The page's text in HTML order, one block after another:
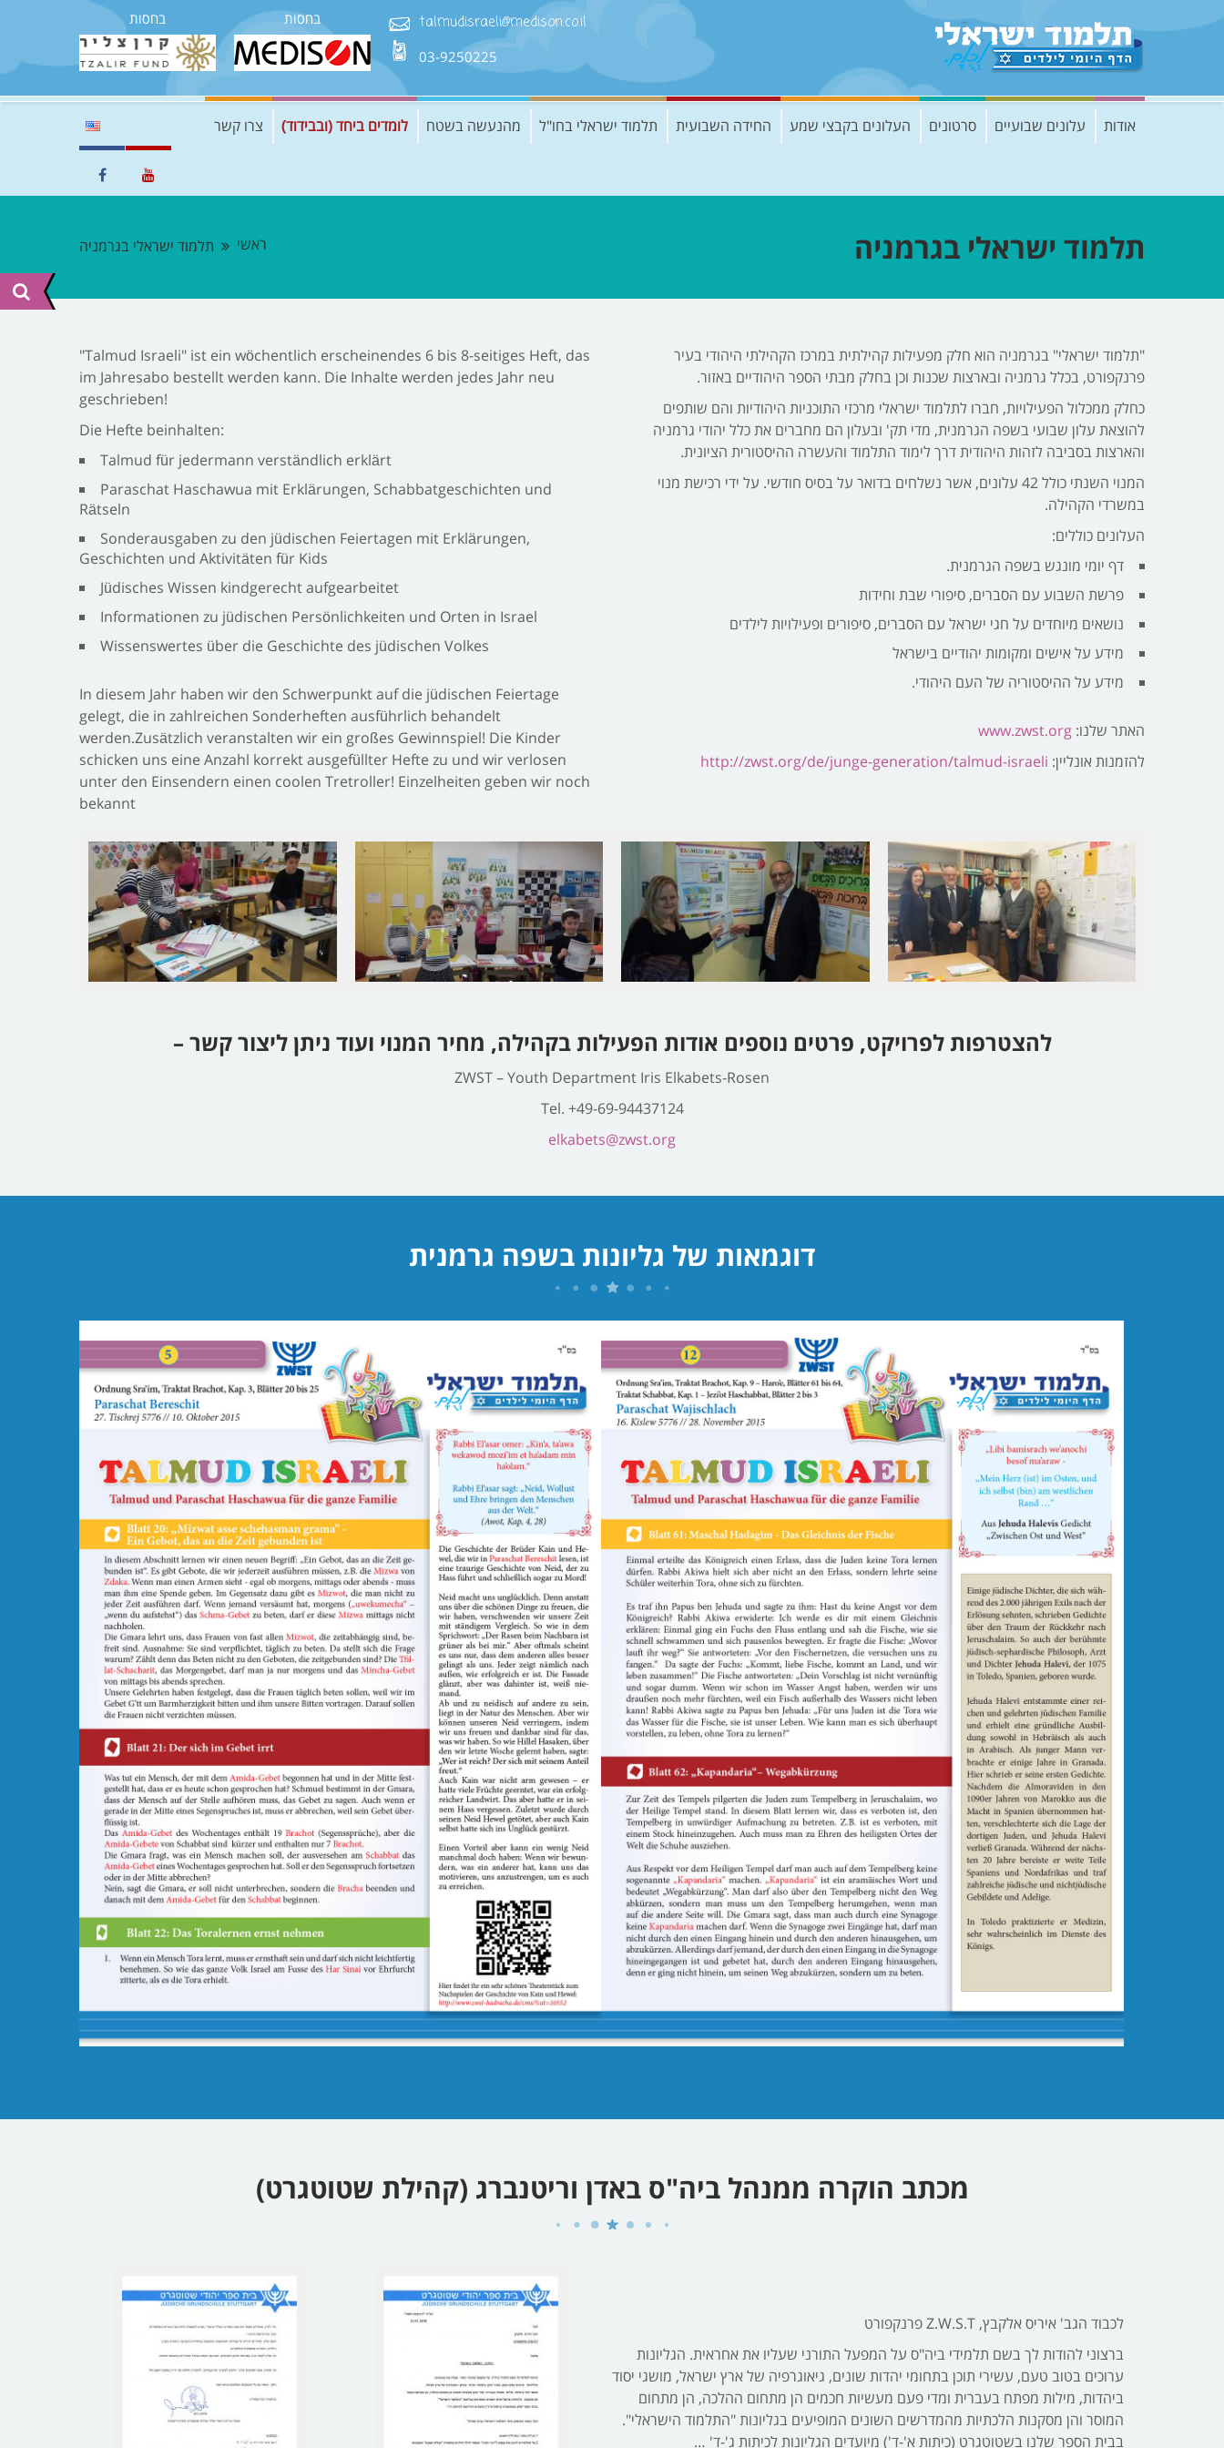
בחסות בחסות talmudisraeli@medison.co.il
03-9250225
אודות עלונים שבועיים סרטונים העלונים בקבצי שמע החידה השבועית תלמוד ישראלי בחו"ל מהנעשה בשטח לומדים ביחד (ובבידוד) צרו קשר
תלמוד ישראלי בגרמניה ראשי תלמוד ישראלי בגרמניה
"תלמוד ישראלי" בגרמניה הוא חלק מפעילות קהילתית במרכז הקהילתי היהודי בעיר
פרנקפורט, בכלל גרמניה ובארצות שכנות וכן בחלק מבתי הספר היהודיים באזור.
כחלק ממכלול הפעילויות, חברו לתלמוד ישראלי מרכזי התוכניות היהודיות והם שותפים
להוצאת עלון שבועי בשפה הגרמנית, מדי תק' ובעלון הם מחברים את כלל יהודי גרמניה
והארצות בסביבה לזהות היהודית דרך לימוד התלמוד והעשרה ההיסטורית הציונית.
המנוי השנתי כולל 42 עלונים, אשר נשלחים בדואר על בסיס חודשי. על ידי רכישת מנוי
במשרדי הקהילה.
העלונים כוללים:
דף יומי מונגש בשפה הגרמנית.
פרשת השבוע עם הסברים, סיפורי שבת וחידות
נושאים מיוחדים על חגי ישראל עם הסברים, סיפורים ופעילויות לילדים
מידע על אישים ומקומות יהודיים בישראל
מידע על ההיסטוריה של העם היהודי.
האתר שלנו: www.zwst.org
להזמנות אונליין: http://zwst.org/de/junge-generation/talmud-israeli
"Talmud Israeli" ist ein wöchentlich erscheinendes 6 bis 8-seitiges Heft, das
im Jahresabo bestellt werden kann. Die Inhalte werden jedes Jahr neu
geschrieben!
Die Hefte beinhalten:
Talmud für jedermann verständlich erklärt
Paraschat Haschawua mit Erklärungen, Schabbatgeschichten und
Rätseln
Sonderausgaben zu den jüdischen Feiertagen mit Erklärungen,
Geschichten und Aktivitäten für Kids
Jüdisches Wissen kindgerecht aufgearbeitet
Informationen zu jüdischen Persönlichkeiten und Orten in Israel
Wissenswertes über die Geschichte des jüdischen Volkes
In diesem Jahr haben wir den Schwerpunkt auf die jüdischen Feiertage
gelegt, die in zahlreichen Sonderheften ausführlich behandelt
werden.Zusätzlich veranstalten wir ein großes Gewinnspiel! Die Kinder
schicken uns eine Anzahl korrekt ausgefüllter Hefte zu und wir verlosen
unter den Einsendern einen coolen Tretroller! Einzelheiten geben wir noch
bekannt
להצטרפות לפרויקט, פרטים נוספים אודות הפעילות בקהילה, מחיר המנוי ועוד ניתן ליצור קשר –
ZWST – Youth Department Iris Elkabets-Rosen
Tel. +49-69-94437124
elkabets@zwst.org
דוגמאות של גליונות בשפה גרמנית
מכתב הוקרה ממנהל ביה"ס באדן וריטנברג (קהילת שטוטגרט)
לכבוד הגב' איריס אלקבץ, Z.W.S.T פרנקפורט
ברצוני להודות לך בשם תלמידי ביה"ס על המפעל התורני שעליו את אחראית. הגליונות
ערוכים בטוב טעם, עשירי תוכן בתחומי יהדות שונים, גיאוגרפיה של ארץ ישראל, מושגי יסוד
ביהדות, מילות מפתח בעברית ומדי פעם מעשיות חכמים הן מתחום ההלכה, הן מתחום
המוסר והן מסקנות הלכתיות מהמדרשים השונים המופיעים בגליונות "התלמוד הישראלי".
בבית הספר שלנו בשטוטגרט (כיתות א'-ד') מיועדים הגליונות לכיתות ג'-ד' …